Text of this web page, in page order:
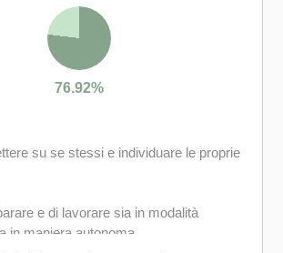
76.92%
su se stessi e individuare le proprie
e di lavorare sia in modalità
in maniera autonoma